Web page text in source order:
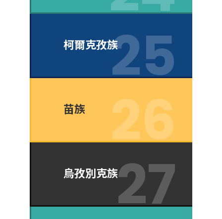
柯爾克孜族
苗族
烏孜別克族